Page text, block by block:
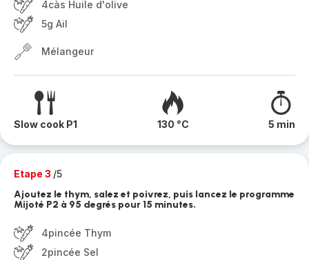
4càs Huile d'olive
5g Ail
Mélangeur
Slow cook P1 130 °C 5 min
Etape 3 /5
Ajoutez le thym, salez et poivrez, puis lancez le programme
Mijoté P2 à 95 degrés pour 15 minutes.
4pincée Thym
2pincée Sel